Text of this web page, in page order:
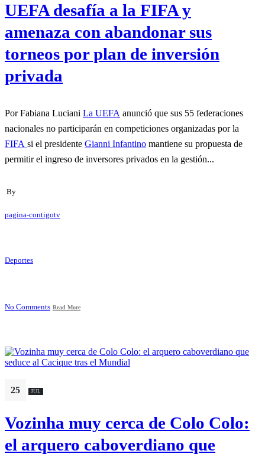
UEFA desafía a la FIFA y
amenaza con abandonar sus
torneos por plan de inversión
privada
Por Fabiana Luciani La UEFA anunció que sus 55 federaciones
nacionales no participarán en competiciones organizadas por la
FIFA si el presidente Gianni Infantino mantiene su propuesta de
permitir el ingreso de inversores privados en la gestión...
By
pagina-contigotv
Deportes
No Comments Read More
25 JUL
Vozinha muy cerca de Colo Colo:
el arquero caboverdiano que